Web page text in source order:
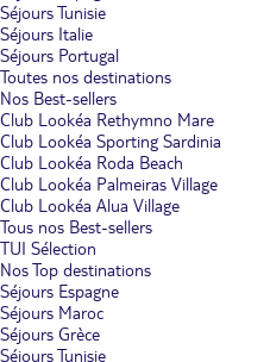
Séjours Tunisie
Séjours Italie
Séjours Portugal
Toutes nos destinations
Nos Best-sellers
Club Lookéa Rethymno Mare
Club Lookéa Sporting Sardinia
Club Lookéa Roda Beach
Club Lookéa Palmeiras Village
Club Lookéa Alua Village
Tous nos Best-sellers
TUI Sélection
Nos Top destinations
Séjours Espagne
Séjours Maroc
Séjours Grèce
Séjours Tunisie